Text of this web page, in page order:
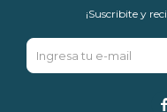
¡Suscribite y
